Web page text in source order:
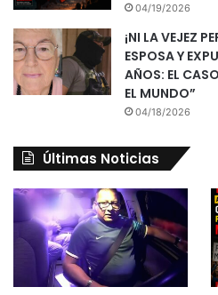
04/19/2026
¡NI LA VEJEZ
ESPOSA Y
AÑOS: EL
EL MUNDO”
04/18/2026
Últimas Noticias